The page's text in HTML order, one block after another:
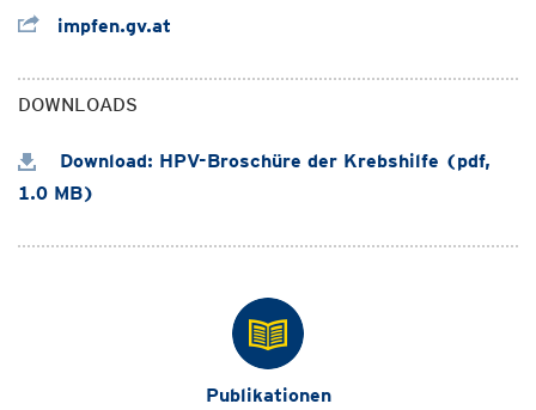
impfen.gv.at
DOWNLOADS
Download: HPV-Broschüre der Krebshilfe (pdf,
1.0 MB)
Publikationen